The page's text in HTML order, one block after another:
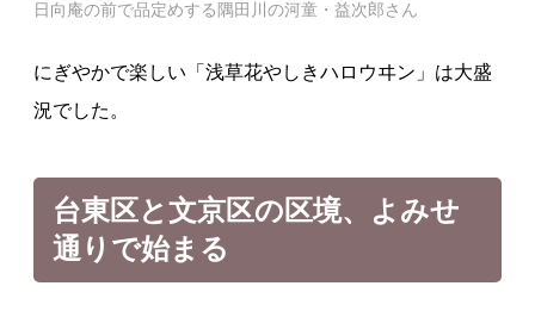
日向庵の前で品定めする隅田川の河童・益次郎さん
にぎやかで楽しい「浅草花やしきハロウヰン」は大盛
況でした。
台東区と文京区の区境、よみせ
通りで始まる